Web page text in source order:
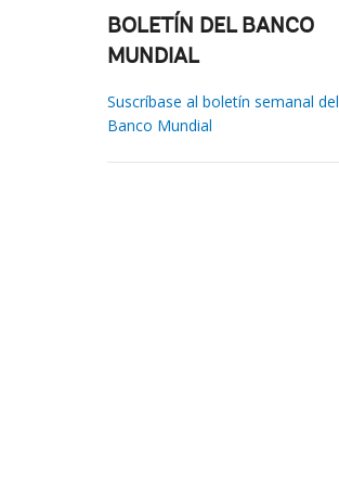
BOLETÍN DEL BANCO
MUNDIAL
Suscríbase al boletín semanal del
Banco Mundial